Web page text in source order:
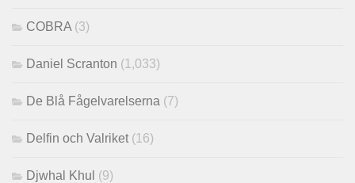
COBRA (3)
Daniel Scranton (1,033)
De Blå Fågelvarelserna (7)
Delfin och Valriket (16)
Djwhal Khul (9)